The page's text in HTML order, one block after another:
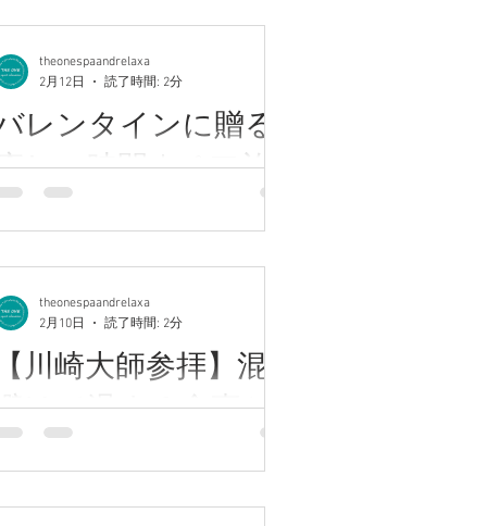
ます。 皆さまのご来店を心よりお待
しております。 ★★★★ブログ担
高橋★★★★ 〈探していたのは
の贅沢〉じっくり圧のリンパオイル
ッサージ 当サロンオリジナル
。 寒さや疲れ、デスクワークで固ま
やすい ・肩や首のこり ・背中の張り
脚のむくみや冷え こうした不調は、
の巡りが滞っているサイン。 寒い季
は体もこわばりやすく、肩や首の緊
、むくみや冷えを感じやすい時期。
からこそ、ゆるめて巡りを整えるケ
ントは、 筋肉の緊張をゆるめながら
ンパの流れを整え、回復しやすい体
くりをサポートします。 日常の緊張
ら解き放たれ、体がリセットされて
寄り添うメンテナンスとし
均一価格◎ 川崎西口徒歩7分.尻手
分バス停目の前 ★★★★★★★★★★
裏には全身につながる反射区が集ま
ており、足ツボで刺激することで内
の巡りが整いやすくなります。 その
態でアロマリンパマッサージを行う
、リンパの流れや血行がさらにスム
が気になる ・疲れが抜けにくい ・肩
り・首こりがつらい といった方は、
元から整えてから全身を流すことで
感がぐっと高まります。 足ツボで巡
のスイッチを入れ アロマリンパマッ
ージで老廃物の排出を促すことで 肩
施術後は身体の内側から温まるよう
レンタインに贈る
しの時間｜ペア施術
受付中
均一価格◎ 川崎西口徒歩7分.尻手
分バス停目の前 ★★★★★★★★★★
週末はバレンタイン。 少し気温もあ
たかくなり、外に出やすい週末にな
そうですね。 大切な人へ想いを届け
方も、自分へのご褒美を考える方も
い時期です。 寒さでこわばっていた
theonespaandrelaxa
2月12日
読了時間: 2分
川崎大師参拝】混雑
けて温まる食事と
ラックス冬
theonespaandrelaxa
2月10日
読了時間: 2分